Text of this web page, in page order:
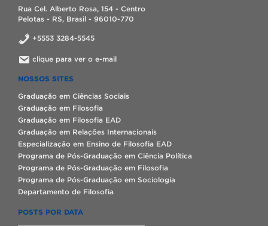
Rua Cel. Alberto Rosa, 154 - Centro
Pelotas - RS, Brasil - 96010-770
+5553 3284-5545
clique para ver o e-mail
NOSSOS SITES
Graduação em Ciências Sociais
Graduação em Filosofia
Graduação em Filosofia EAD
Graduação em Relações Internacionais
Especialização em Ensino de Filosofia EAD
Programa de Pós-Graduação em Ciência Política
Programa de Pós-Graduação em Filosofia
Programa de Pós-Graduação em Sociologia
Departamento de Filosofia
POSTS POR DATA